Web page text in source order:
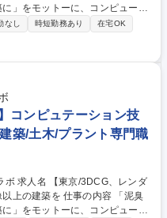
」をモットーに、コンピュータ
、そしてより良い建築をつくる
務をお任せします。 ・3D
レンダリング設定、レンダリン
でEnscapeの魅力を発信、当
ライセンスの販売対応と
)】清水建設・竹中工務店・鹿島
・日本設計・日建設計・平田晃
なし 時短勤務あり
在宅OK
コンピュテーション技
築/土木/プラント専門職
ンダ
事の内容 「泥臭
」をモットーに、コンピュータ